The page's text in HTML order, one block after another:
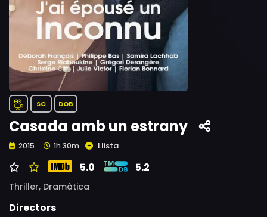
SC DOB
Casada amb un estrany
2015 1h 30m Llista
5.0 5.2
Thriller, Dramàtica
Directors